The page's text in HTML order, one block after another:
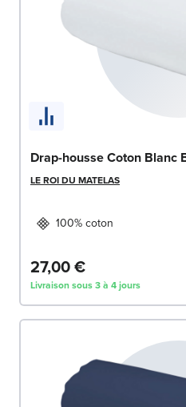
Drap-housse Coton Blanc
LE ROI DU MATELAS
100% coton
27,00 €
Livraison sous 3 à 4 jours